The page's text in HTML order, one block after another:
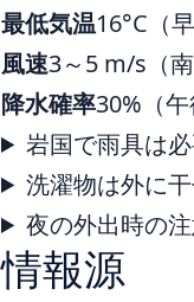
最低気温16°C（早
風速3～5 m/s（南
降水確率30%（午
岩国で雨具は
洗濯物は外に
夜の外出時の
情報源